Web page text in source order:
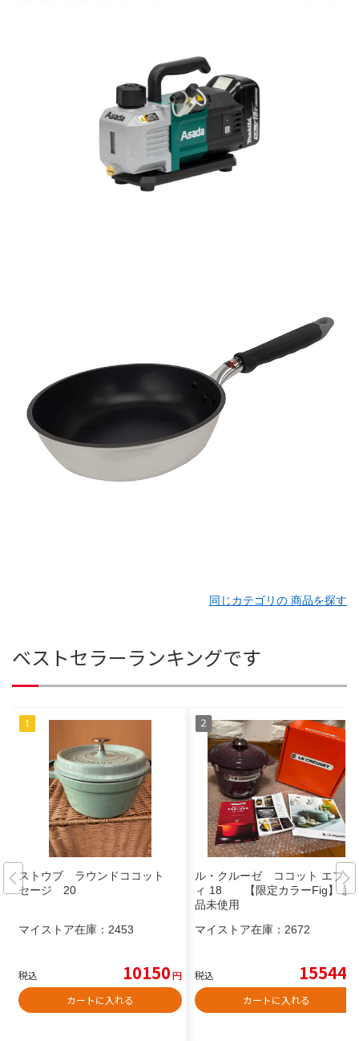
同じカテゴリの 商品を探す
ベストセラーランキングです
ストウブ ラウンドココット
セージ 20
マイストア在庫： 2453
税込 10150円
カートに入れる
ル・クルーゼ ココット エブリ
ィ 18 【限定カラーFig】 新
品未使用
マイストア在庫： 2672
税込 15544
カートに入れる